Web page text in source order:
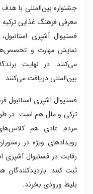
جشنواره بین‌المللی با
معرفی فرهنگ غذایی
فستیوال آشپزی
می‌کنند. در نهایت
بین‌المللی دریافت می‌کنند.
فستیوال آشپزی استانبول
ترکی و ملل هم است. در
مردم عادی هم
رویدادهای ویژه در
رقابت در فستیوال آشپزی
ثبت کنند.
بلیط ورودی بخرند.